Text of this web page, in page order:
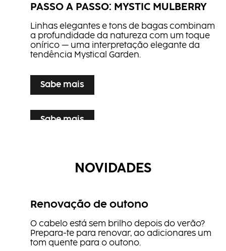
BLONDE EXPERT Clay
Transformer
LOÇÕES ATIVADORAS EM
CREME
COLOR TRANS­FORMER
PCC
Spray restaurador BLONDE
EXPERT Insta strong
Spray de Secagem Rápida e
Volume
Spray Salino
Laca Flexível
PASSO A PASSO: MYSTIC MULBERRY
Linhas elegantes e tons de bagas combinam
a profundidade da natureza com um toque
onírico — uma interpretação elegante da
tendência Mystical Garden.
...
Sabe mais
tranquila e graça fluida, onde a paixão se
encontra com a poesia.
Sabe mais
beleza tranquila da natureza — suave, sóbrio
e naturalmente elegante.
...
NOVIDADES
Renovação de outono
O cabelo está sem brilho depois do verão?
Prepara-te para renovar, ao adicionares um
tom quente para o outono.